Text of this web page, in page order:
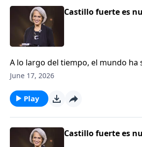
Castillo fuerte es
A lo largo del tiempo, el mundo ha
inundaciones, tornados,
Salmo 46 para enseñarnos cómo
llegan las tormentas de la vida.
episodio de Aviva Nuestros
June 17, 2026
Play
Castillo fuerte es